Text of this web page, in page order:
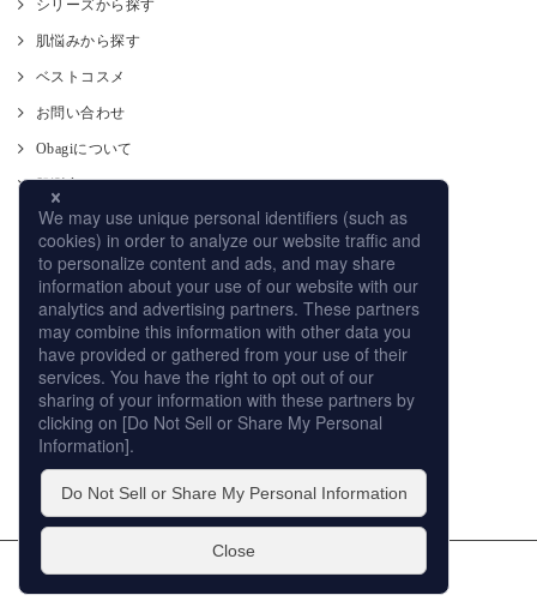
シリーズから探す
肌悩みから探す
ベストコスメ
お問い合わせ
Obagiについて
肌測定
使い方
CM
オンラインストア
取り扱い店舗
サイトマップ
プライバシーポリシー
個人情報の取扱いについて
このサイトの利用について
販売店への取り組み